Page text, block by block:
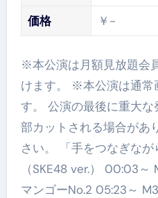
価格
￥-
※本公演は月額見放題会員の方のみご視聴いただ
けます。 ※本公演は通常
す。 公演の最後に重大
部カットされる場合があ
さい。 「手をつなぎな
（SKE48 ver.） 00:03
マンゴーNo.2 05:23～